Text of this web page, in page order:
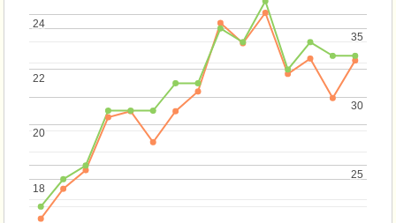
18
18
20
20
22
22
24
24
25
25
30
30
35
35